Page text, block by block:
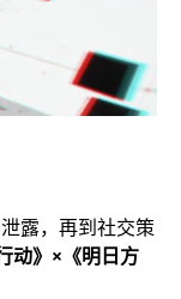
露，再到社交策
动》×《明日方